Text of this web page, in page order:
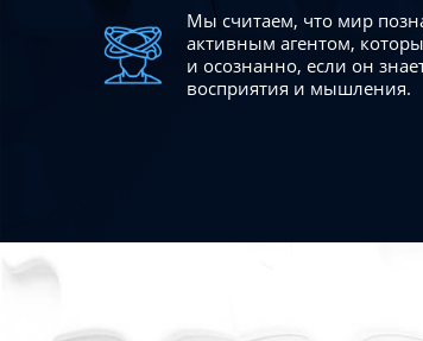
Мы считаем, что мир
активным агентом,
и осознанно, если он
восприятия и мышления.